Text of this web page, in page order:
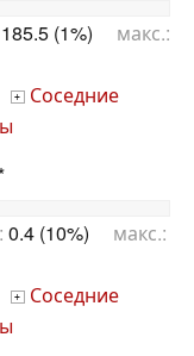
185.5 (1%) макс.:
+ Соседние
0.4 (10%) макс.:
+ Соседние